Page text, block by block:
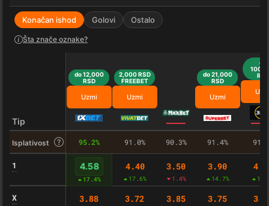
Konačan ishod Golovi Ostalo
Šta znače oznake?
Tip
do 12,000
RSD
Uzmi
2,000 RSD
FREEBET
Uzmi
do 21,000
RSD
Uzmi
do
RSD
Isplativost 95.2% 91.0% 90.3% 91.4%
1 4.58
17.4%
4.40
17.6%
3.50
1.4%
3.90
14.7%
X 3.88 3.72 3.85 3.75